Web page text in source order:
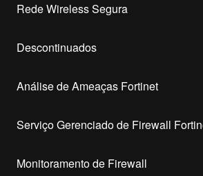
Rede Wireless Segura
Descontinuados
Análise de Ameaças Fortinet
Serviço Gerenciado de Firewall
Monitoramento de Firewall